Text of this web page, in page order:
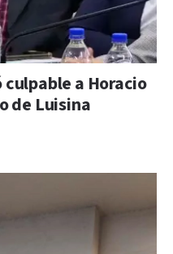
a Horacio
de Luisina